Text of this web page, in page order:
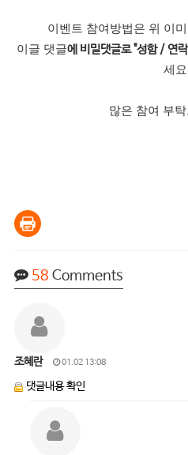
이벤트 참여방법은 위 이
이글 댓글에 비밀댓글로 "성함 / 연
세
많은 참여 부
58 Comments
조혜란 01.02 13:08
댓글내용 확인